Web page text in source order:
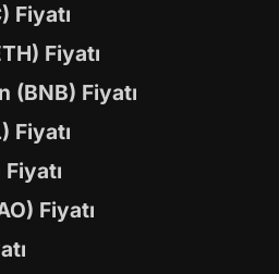
Fiyatı
Fiyatı
(BNB) Fiyatı
Fiyatı
Fiyatı